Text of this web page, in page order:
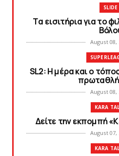
SLIDE
Tα εισιτήρια για το
August 08,
SL2: Η μέρα και ο
August 08,
KARA
Δείτε την εκπομπή
August 07,
KARA